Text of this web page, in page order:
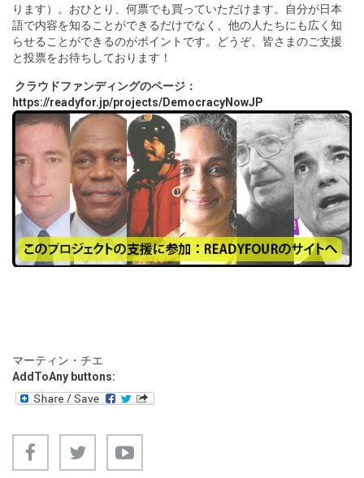
ります）。おひとり、何票でも買っていただけます。自分が日本
語で内容を知ることができるだけでなく、他の人たちにも広く知
らせることができるのがポイントです。どうぞ、皆さまのご支援
と投票をお待ちしております！
クラウドファンディングのページ：
https://readyfor.jp/projects/DemocracyNowJP
マーティン・チエ
AddToAny buttons: